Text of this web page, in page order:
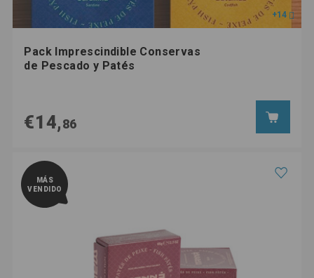
+14
Pack Imprescindible Conservas
de Pescado y Patés
€14,86
MÁS
VENDIDO